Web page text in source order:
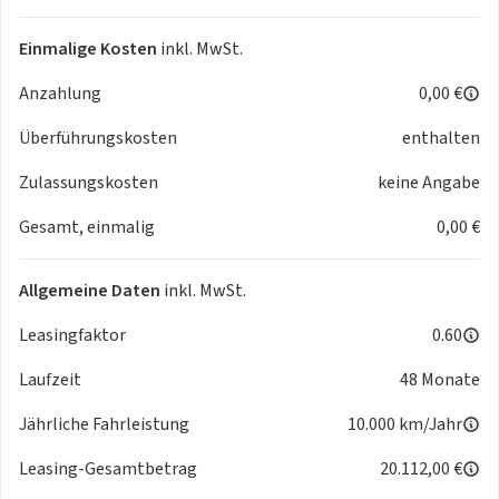
Multi-Media-Interface MMI Navigation Plus mit MMI Touch
Optik-Paket schwarz
Scheinwerfer-Reinigungsanlage (SRA)
Schließ-/Startsystem Advanced Key (Komfortschlüssel)
Steckdose (12V-Anschluß) im Koffer-/Laderaum
(EA8) 3 Jahre Anschlussgarantie, bis maximal 100.000 km,
inklusive
Airbag Beifahrerseite abschaltbar
Airbag Fahrer-/Beifahrerseite
Anti-Blockier-System (ABS)
Einmalige Kosten inkl. MwSt.
Anzahlung
0,00 €
Überführungskosten
enthalten
Zulassungskosten
keine Angabe
Gesamt, einmalig
0,00 €
Allgemeine Daten inkl. MwSt.
Leasingfaktor
0.60
Laufzeit
48 Monate
Jährliche Fahrleistung
10.000 km/Jahr
Leasing-Gesamtbetrag
20.112,00 €